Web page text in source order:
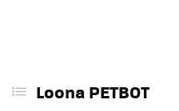
Loona PETBOT